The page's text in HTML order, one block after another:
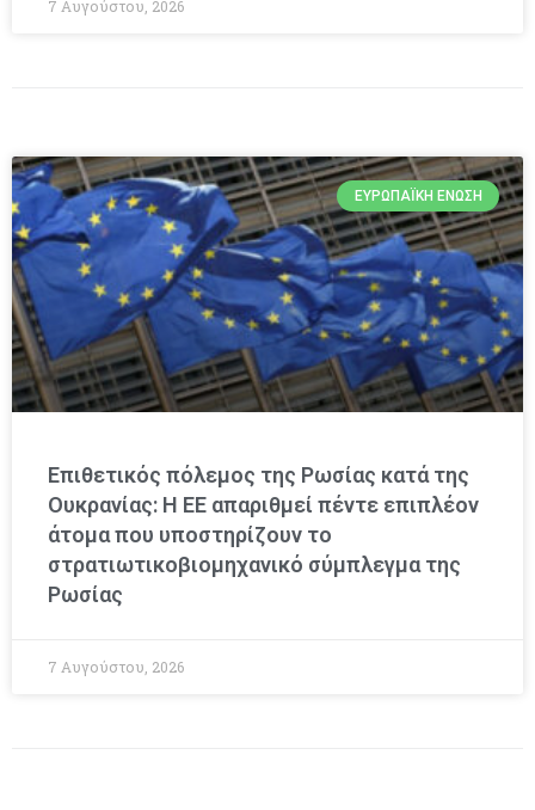
7 Αυγούστου, 2026
ΕΥΡΩΠΑΪΚΉ ΈΝΩΣΗ
Επιθετικός πόλεμος της Ρωσίας κατά της
Ουκρανίας: Η ΕΕ απαριθμεί πέντε επιπλέον
άτομα που υποστηρίζουν το
στρατιωτικοβιομηχανικό σύμπλεγμα της
Ρωσίας
7 Αυγούστου, 2026